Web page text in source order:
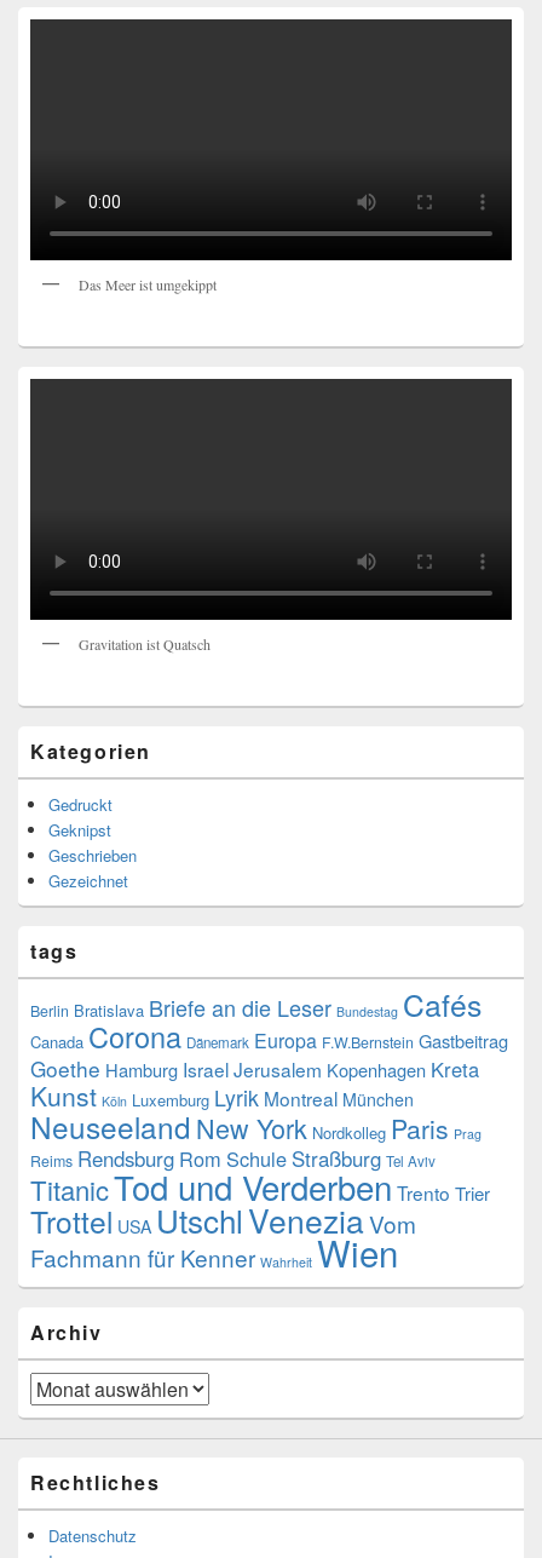
Das Meer ist umgekippt
Gravitation ist Quatsch
Kategorien
Gedruckt
Geknipst
Geschrieben
Gezeichnet
tags
Berlin Bratislava Briefe an die Leser Bundestag Cafés
Canada Corona Dänemark Europa F.W.Bernstein Gastbeitrag
Goethe Hamburg IsraelJerusalem Kopenhagen Kreta
Kunst Köln Luxemburg Lyrik Montreal München
Neuseeland New York Nordkolleg Paris Prag
Reims Rendsburg Rom Schule Straßburg Tel Aviv
TitanicTod und Verderben Trento Trier
Trottel USA UtschlVeneziaVom
Fachmann für Kenner Wahrheit Wien
Archiv
Archiv
Rechtliches
Datenschutz